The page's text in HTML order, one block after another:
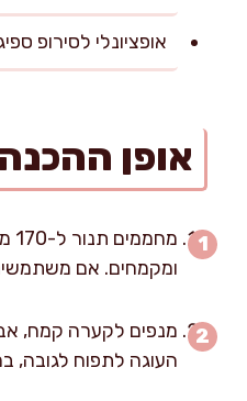
אופציונלי לסירופ ספיגה: 60 מ"ל מיץ תפוזים + 40
אופן ההכנה
ומקמחים. אם משתמשים בתבנית עגולה 24 ס"מ, מומלץ
מנפים לקערה קמח,
העוגה לתפוח לגובה,